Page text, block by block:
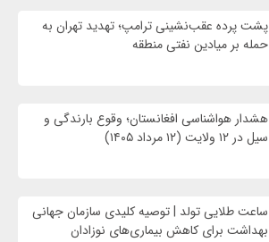
پشت پرده عقب‌نشینی ترامپ؛ تهدید تهران به
حمله بر ميادين نفتی منطقه
هشدار هواشناسی افغانستان؛ وقوع بارندگی و
سیل در ۱۲ ولایت (۱۲ مرداد ۱۴۰۵)
ساعت طلایی تولد | توصیه کلیدی سازمان جهانی
بهداشت برای کاهش بیماری‌های نوزادان